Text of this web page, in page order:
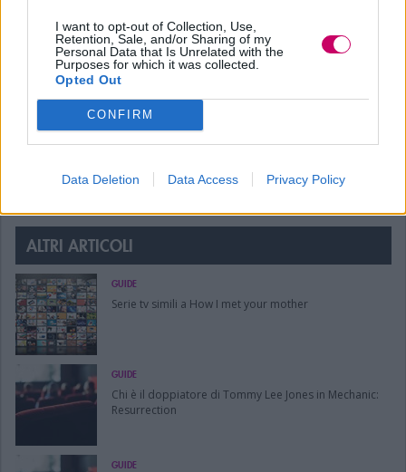
I want to opt-out of Collection, Use,
Retention, Sale, and/or Sharing of my
Personal Data that Is Unrelated with the
Purposes for which it was collected.
Opted Out
CONFIRM
Data Deletion Data Access Privacy Policy
ultimo aggiornamento: 10/11/2021
Redazione PCTV
Seguici su
ALTRI ARTICOLI
GUIDE
Serie tv simili a How I met your mother
GUIDE
Chi è il doppiatore di Tommy Lee Jones in Mechanic:
Resurrection
GUIDE